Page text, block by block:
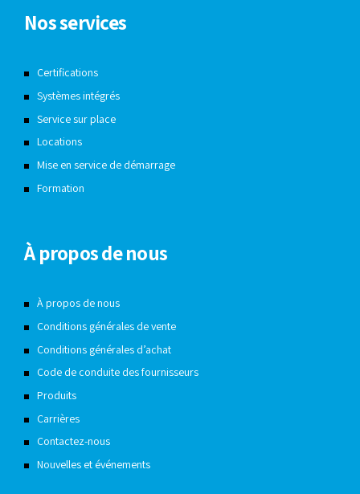
Nos services
Certifications
Systèmes intégrés
Service sur place
Locations
Mise en service de démarrage
Formation
À propos de nous
À propos de nous
Conditions générales de vente
Conditions générales d’achat
Code de conduite des fournisseurs
Produits
Carrières
Contactez-nous
Nouvelles et événements